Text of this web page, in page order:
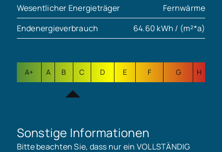
Wesentlicher Energieträger
Fernwärme
Endenergieverbrauch
64.60 kWh / (m²*a)
A+ A B C D E F G H
Sonstige Informationen
Bitte beachten Sie, dass nur ein VOLLSTÄNDIG